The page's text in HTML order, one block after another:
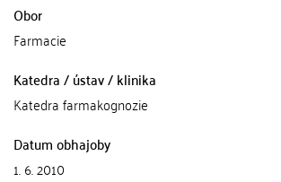
Obor
Farmacie
Katedra / ústav / klinika
Katedra farmakognozie
Datum obhajoby
1. 6. 2010